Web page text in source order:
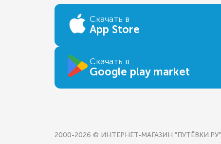
Скачать в
App Store
Скачать в
Google play market
2000-2026 © ИНТЕРНЕТ-МАГАЗИН "ПУТЁВКИ.РУ"